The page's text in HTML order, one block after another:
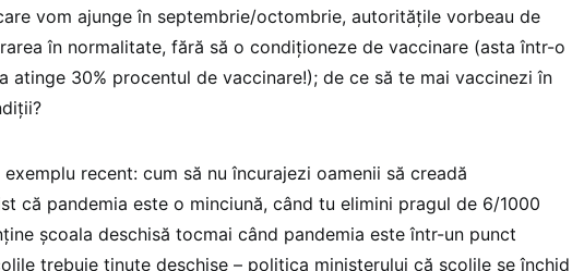
vom ajunge în septembrie/octombrie, autoritățile vorbeau de
în normalitate, fără să o condiționeze de vaccinare (asta într-o
atinge 30% procentul de vaccinare!); de ce să te mai vaccinezi în
recent: cum să nu încurajezi oamenii să creadă
că pandemia este o minciună, când tu elimini pragul de 6/1000
școala deschisă tocmai când pandemia este într-un punct
trebuie ținute deschise – politica ministerului că școlile se închid